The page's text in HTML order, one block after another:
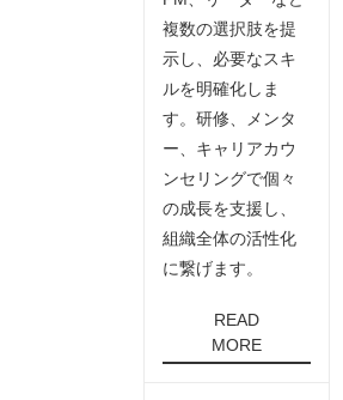
複数の選択肢を提
示し、必要なスキ
ルを明確化しま
す。研修、メンタ
ー、キャリアカウ
ンセリングで個々
の成長を支援し、
組織全体の活性化
に繋げます。
READ
MORE